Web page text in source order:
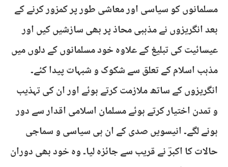
مسلمانوں کو سیاسی اور معاشی طور پر کمزور کرنے کے
بعد انگریزوں نے مذہبی محاذ پر بھی سازشیں کیں اور
عیسائیت کی تبلیغ کے علاوہ خود مسلمانوں کے دلوں میں
مذہب اسلام کے تعلق سے شکوک و شبہات پیدا کئے۔
انگریزوں کے ساتھ ملازمت کرتے ہوئے اور ان کی تہذیب
و تمدن اختیار کرتے ہوئے مسلمان اسلامی اقدار سے دور
ہونے لگے۔ انیسویں صدی کے ان ہی سیاسی و سماجی
حالات کا اکبرؔ نے قریب سے جائزہ لیا۔ وہ خود بھی دوران